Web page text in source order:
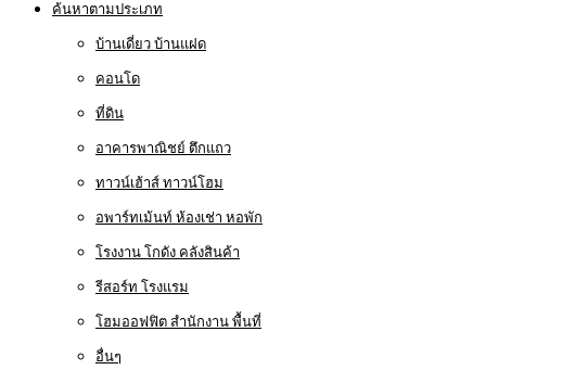
ค้นหาตามประเภท
บ้านเดี่ยว บ้านแฝด
คอนโด
ที่ดิน
อาคารพาณิชย์ ตึกแถว
ทาวน์เฮ้าส์ ทาวน์โฮม
อพาร์ทเม้นท์ ห้องเช่า หอพัก
โรงงาน โกดัง คลังสินค้า
รีสอร์ท โรงแรม
โฮมออฟฟิต สำนักงาน พื้นที่
อื่นๆ